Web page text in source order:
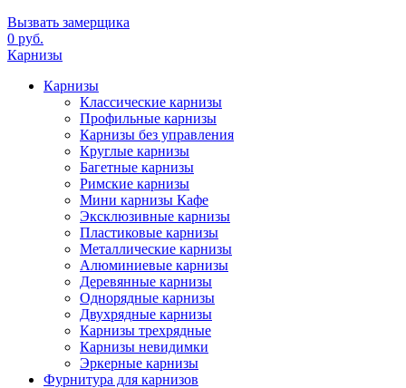
Вызвать замерщика
0 руб.
Карнизы
Карнизы
Классические карнизы
Профильные карнизы
Карнизы без управления
Круглые карнизы
Багетные карнизы
Римские карнизы
Мини карнизы Кафе
Эксклюзивные карнизы
Пластиковые карнизы
Металлические карнизы
Алюминиевые карнизы
Деревянные карнизы
Однорядные карнизы
Двухрядные карнизы
Карнизы трехрядные
Карнизы невидимки
Эркерные карнизы
Фурнитура для карнизов